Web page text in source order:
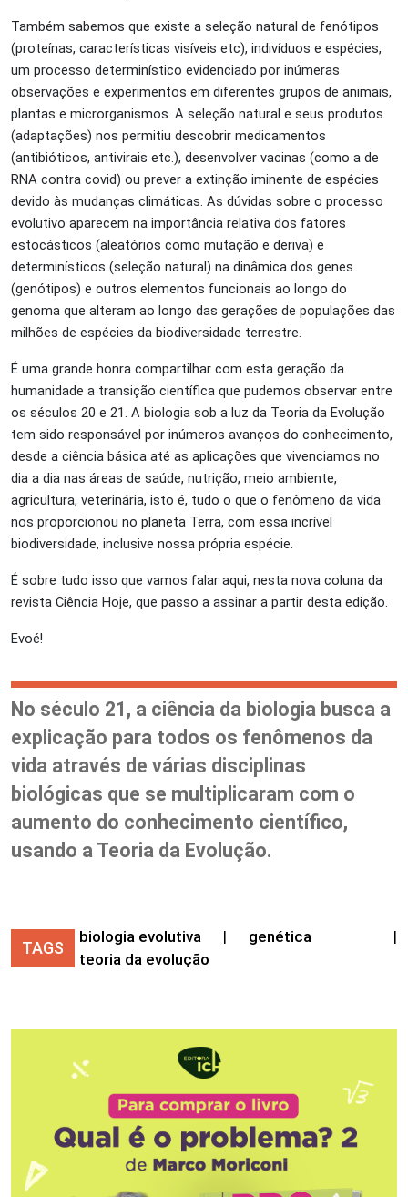
Também sabemos que existe a seleção natural de fenótipos
(proteínas, características visíveis etc), indivíduos e espécies,
um processo determinístico evidenciado por inúmeras
observações e experimentos em diferentes grupos de animais,
plantas e microrganismos. A seleção natural e seus produtos
(adaptações) nos permitiu descobrir medicamentos
(antibióticos, antivirais etc.), desenvolver vacinas (como a de
RNA contra covid) ou prever a extinção iminente de espécies
devido às mudanças climáticas. As dúvidas sobre o processo
evolutivo aparecem na importância relativa dos fatores
estocásticos (aleatórios como mutação e deriva) e
determinísticos (seleção natural) na dinâmica dos genes
(genótipos) e outros elementos funcionais ao longo do
genoma que alteram ao longo das gerações de populações das
milhões de espécies da biodiversidade terrestre.
É uma grande honra compartilhar com esta geração da
humanidade a transição científica que pudemos observar entre
os séculos 20 e 21. A biologia sob a luz da Teoria da Evolução
tem sido responsável por inúmeros avanços do conhecimento,
desde a ciência básica até as aplicações que vivenciamos no
dia a dia nas áreas de saúde, nutrição, meio ambiente,
agricultura, veterinária, isto é, tudo o que o fenômeno da vida
nos proporcionou no planeta Terra, com essa incrível
biodiversidade, inclusive nossa própria espécie.
É sobre tudo isso que vamos falar aqui, nesta nova coluna da
revista Ciência Hoje, que passo a assinar a partir desta edição.
Evoé!
No século 21, a ciência da biologia busca a
explicação para todos os fenômenos da
vida através de várias disciplinas
biológicas que se multiplicaram com o
aumento do conhecimento científico,
usando a Teoria da Evolução.
TAGS
biologia evolutiva | genética
|
teoria da evolução